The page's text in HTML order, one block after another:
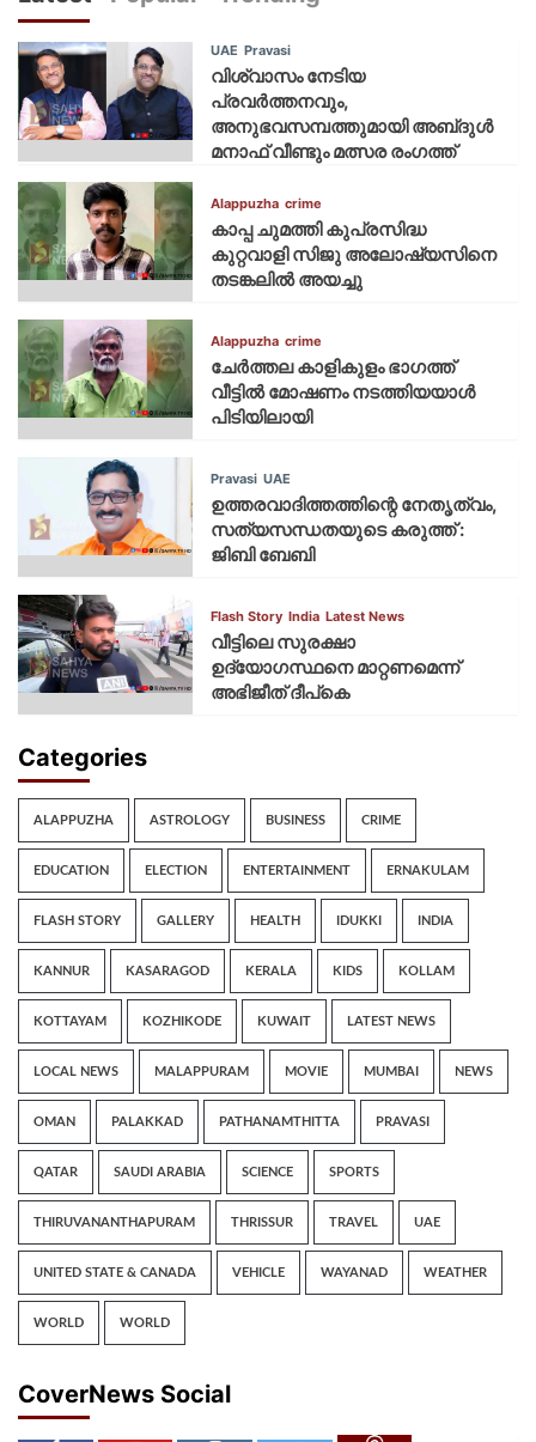
UAE Pravasi
വിശ്വാസം നേടിയ
പ്രവർത്തനവും,
അനുഭവസമ്പത്തുമായി അബ്‌ദുൾ
മനാഫ് വീണ്ടും മത്സര രംഗത്ത്
Alappuzha crime
കാപ്പ ചുമത്തി കുപ്രസിദ്ധ
കുറ്റവാളി സിജു അലോഷ്യസിനെ
തടങ്കലിൽ അയച്ചു
Alappuzha crime
ചേർത്തല കാളികുളം ഭാഗത്ത്
വീട്ടിൽ മോഷണം നടത്തിയയാൾ
പിടിയിലായി
Pravasi UAE
ഉത്തരവാദിത്തത്തിന്റെ നേതൃത്വം,
സത്യസന്ധതയുടെ കരുത്ത് :
ജിബി ബേബി
Flash Story India Latest News
വീട്ടിലെ സുരക്ഷാ
ഉദ്യോഗസ്ഥനെ മാറ്റണമെന്ന്
അഭിജീത് ദീപ്‌കെ
Categories
ALAPPUZHA ASTROLOGY BUSINESS CRIME
EDUCATION ELECTION ENTERTAINMENT ERNAKULAM
FLASH STORY GALLERY HEALTH IDUKKI INDIA
KANNUR KASARAGOD KERALA KIDS KOLLAM
KOTTAYAM KOZHIKODE KUWAIT LATEST NEWS
LOCAL NEWS MALAPPURAM MOVIE MUMBAI NEWS
OMAN PALAKKAD PATHANAMTHITTA PRAVASI
QATAR SAUDI ARABIA SCIENCE SPORTS
THIRUVANANTHAPURAM THRISSUR TRAVEL UAE
UNITED STATE & CANADA VEHICLE WAYANAD WEATHER
WORLD WORLD
CoverNews Social